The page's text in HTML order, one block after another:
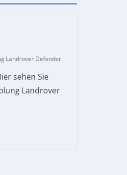
Landrover Defender
sehen Sie
Landrover